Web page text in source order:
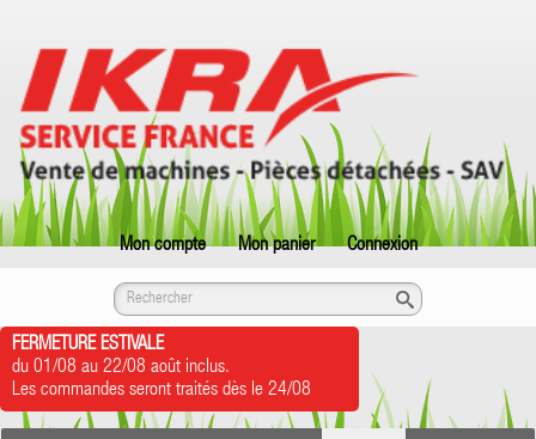
Mon compte Mon panier Connexion
FERMETURE ESTIVALE
du 01/08 au 22/08 août inclus.
Les commandes seront traités dès le 24/08